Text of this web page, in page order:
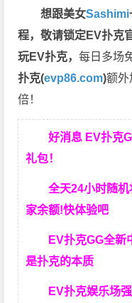
想跟美女Sashimi
程，敬请锁定EV扑克
玩EV扑克，每日多场
扑克(evp86.com)额外
倍！
好消息 EV扑克
礼包！
全天24小时随
家余额!快体验吧
EV扑克GG全新
是扑克的本质
EV扑克娱乐场